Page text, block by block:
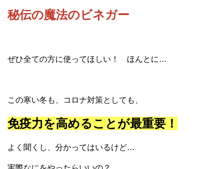
秘伝の魔法のビネガー
ぜひ全ての方に使ってほしい！ ほんとに…
この寒い冬も、コロナ対策としても、
免疫力を高めることが最重要！
よく聞くし、分かってはいるけど…